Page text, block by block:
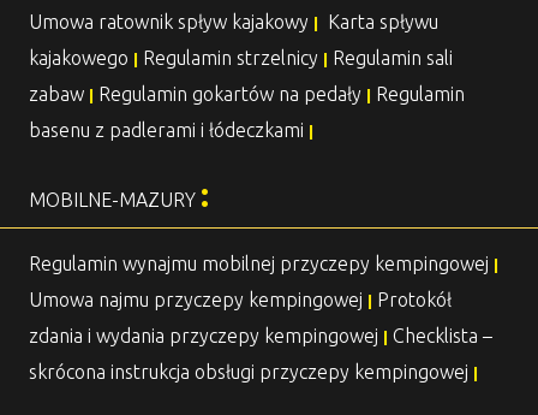
Umowa ratownik spływ kajakowy
Karta spływu
kajakowego
Regulamin strzelnicy
Regulamin sali
zabaw
Regulamin gokartów na pedały
Regulamin
basenu z padlerami i łódeczkami
MOBILNE-MAZURY :
Regulamin wynajmu mobilnej przyczepy kempingowej
Umowa najmu przyczepy kempingowej
Protokół
zdania i wydania przyczepy kempingowej
Checklista –
skrócona instrukcja obsługi przyczepy kempingowej